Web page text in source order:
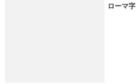
ローマ字